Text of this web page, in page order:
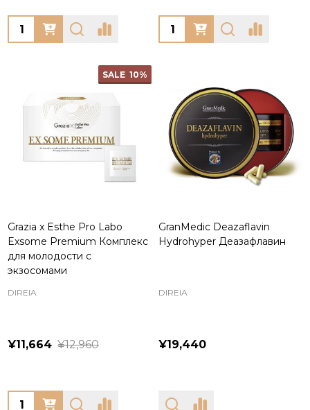
Quantity: Quantity:
SALE 10%
Grazia x Esthe Pro Labo
Exsome Premium Комплекс
для молодости с
экзосомами
DIREIA
¥11,664 ¥12,960
Quantity:
GranMedic Deazaflavin
Hydrohyper Деазафлавин
DIREIA
¥19,440